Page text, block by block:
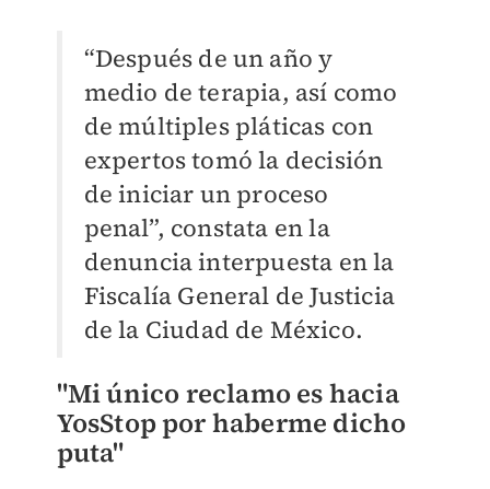
“Después de un año y
medio de terapia, así como
de múltiples pláticas con
expertos tomó la decisión
de iniciar un proceso
penal”, constata en la
denuncia interpuesta en la
Fiscalía General de Justicia
de la Ciudad de México.
"Mi único reclamo es hacia
YosStop por haberme dicho
puta"